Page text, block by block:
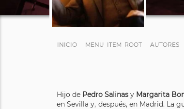
INICIO MENU_ITEM_ROOT AUTORES
Hijo de Pedro Salinas y Margarita
en Sevilla y, después, en Madrid. La